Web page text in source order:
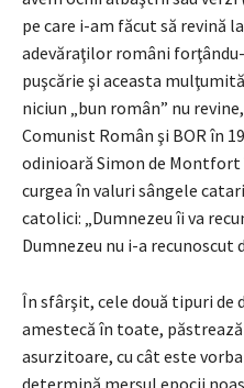
pe care i-am făcut să revină
adevăraţilor români forţându-
puşcărie şi aceasta
niciun „bun român” nu
Comunist Român şi BOR în
odinioară Simon de
curgea în valuri sângele
catolici: „Dumnezeu îi va
Dumnezeu nu i-a
În sfârşit, cele două tipuri de
amestecă în toate,
asurzitoare, cu cât este
determină mersul epocii